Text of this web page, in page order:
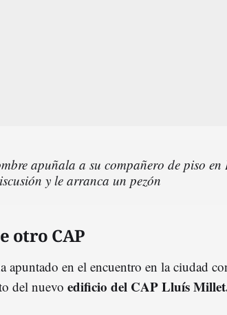
apuñala a su compañero de piso en
y le arranca un pezón
otro CAP
apuntado en el encuentro en la ciudad
del nuevo edificio del CAP Lluís